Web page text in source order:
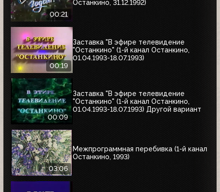
00:21
Останкино, 31.12.1992)
00:19
Заставка "В эфире телевидение
"Останкино" (1-й канал Останкино,
01.04.1993-18.07.1993)
00:09
Заставка "В эфире телевидение
"Останкино" (1-й канал Останкино,
01.04.1993-18.07.1993) Другой вариант
03:06
Межпрограммная перебивка (1-й канал
Останкино, 1993)